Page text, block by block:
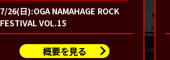
7/26(日):OGA NAMAHAGE ROCK
FESTIVAL VOL.15
概要を見る